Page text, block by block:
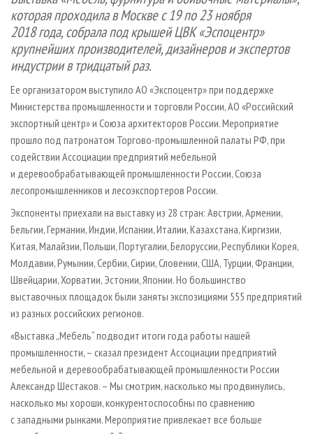
СУШКА ДРЕВЕСИНЫ
ПРОИЗВОДСТВО ДРЕВЕСНЫХ ПЛИТ
ДЕРЕВЯННОЕ ДОМОСТРОЕНИЕ
ПРОИЗВОДСТВО МЕБЕЛИ
БИОЭНЕРГЕТИКА
ЦБП
ИНСТРУМЕНТ И МАТЕРИАЛЫ
ПЕРСОНЫ
МОБИЛЬНЫЕ ВЫСТАВКИ
ОФИЦИАЛЬНЫЕ ДЕЛЕГАЦИИ
RUSSIAN FORESTRY REVIEW
ГАЗЕТА ЛЕСПРОМФОРУМ
БИБЛИОТЕКА СПЕЦИАЛИСТА
КОНТАКТЫ
РЕКЛАМА
РЕКЛАМА НА САЙТЕ
которая проходила в Москве с 19 по 23 ноября
2018 года, собрала под крышей ЦВК «Эспоцентр»
крупнейших производителей, дизайнеров и экспертов
индустрии в тридцатый раз.
Ее организатором выступило АО «Экспоцентр» при поддержке
Министерства промышленности и торговли России, АО «Российский
экспортный центр» и Союза архитекторов России. Мероприятие
прошло под патронатом Торгово-промышленной палаты РФ, при
содействии Ассоциации предприятий мебельной
и деревообрабатывающей промышленности России, Союза
лесопромышленников и лесоэкспортеров России.
Экспоненты приехали на выставку из 28 стран: Австрии, Армении,
Бельгии, Германии, Индии, Испании, Италии, Казахстана, Киргизии,
Китая, Малайзии, Польши, Португалии, Белоруссии, Республики Корея,
Молдавии, Румынии, Сербии, Сирии, Словении, США, Турции, Франции,
Швейцарии, Хорватии, Эстонии, Японии. Но большинство
выставочных площадок были заняты экспозициями 555 предприятий
из разных российских регионов.
«Выставка „Мебель“ подводит итоги года работы нашей
промышленности, – сказал президент Ассоциации предприятий
мебельной и деревообрабатывающей промышленности России
Александр Шестаков. – Мы смотрим, насколько мы продвинулись,
насколько мы хороши, конкурентоспособны по сравнению
с западными рынками. Мероприятие привлекает все больше